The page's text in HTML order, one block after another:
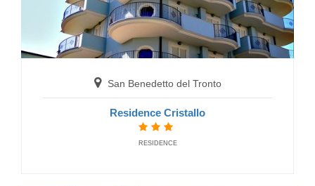
Hotel Mocambo
HOTELS
San Benedetto del Tronto
Residence Cristallo
RESIDENCE